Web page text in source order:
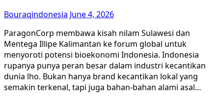
Bouraqindonesia June 4, 2026
ParagonCorp membawa kisah nilam Sulawesi dan
Mentega Illipe Kalimantan ke forum global untuk
menyoroti potensi bioekonomi Indonesia. Indonesia
rupanya punya peran besar dalam industri kecantikan
dunia lho. Bukan hanya brand kecantikan lokal yang
semakin terkenal, tapi juga bahan-bahan alami asal…